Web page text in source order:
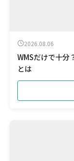
2026.08.06
WMSだけで十分
とは